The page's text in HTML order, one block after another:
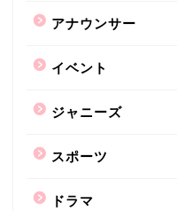
アナウンサー
イベント
ジャニーズ
スポーツ
ドラマ